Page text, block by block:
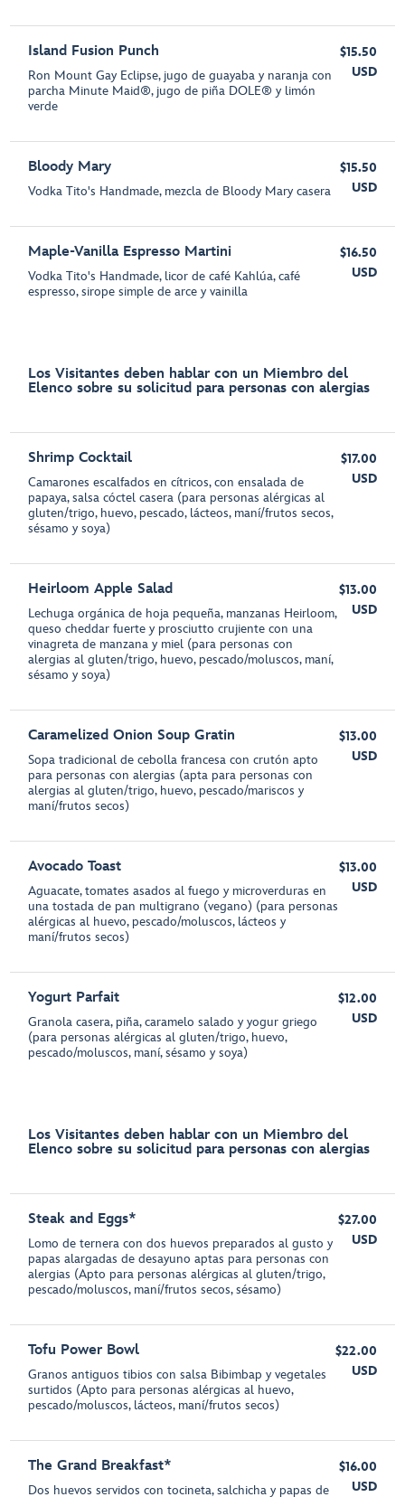
Island Fusion Punch
Ron Mount Gay Eclipse, jugo de guayaba y naranja con
parcha Minute Maid®, jugo de piña DOLE® y limón
verde
$15.50
USD
Bloody Mary
Vodka Tito's Handmade, mezcla de Bloody Mary casera
$15.50
USD
Maple-Vanilla Espresso Martini
Vodka Tito's Handmade, licor de café Kahlúa, café
espresso, sirope simple de arce y vainilla
$16.50
USD
Los Visitantes deben hablar con un Miembro del
Elenco sobre su solicitud para personas con alergias
Shrimp Cocktail
Camarones escalfados en cítricos, con ensalada de
papaya, salsa cóctel casera (para personas alérgicas al
gluten/trigo, huevo, pescado, lácteos, maní/frutos secos,
sésamo y soya)
$17.00
USD
Heirloom Apple Salad
Lechuga orgánica de hoja pequeña, manzanas Heirloom,
queso cheddar fuerte y prosciutto crujiente con una
vinagreta de manzana y miel (para personas con
alergias al gluten/trigo, huevo, pescado/moluscos, maní,
sésamo y soya)
$13.00
USD
Caramelized Onion Soup Gratin
Sopa tradicional de cebolla francesa con crutón apto
para personas con alergias (apta para personas con
alergias al gluten/trigo, huevo, pescado/mariscos y
maní/frutos secos)
$13.00
USD
Avocado Toast
Aguacate, tomates asados al fuego y microverduras en
una tostada de pan multigrano (vegano) (para personas
alérgicas al huevo, pescado/moluscos, lácteos y
maní/frutos secos)
$13.00
USD
Yogurt Parfait
Granola casera, piña, caramelo salado y yogur griego
(para personas alérgicas al gluten/trigo, huevo,
pescado/moluscos, maní, sésamo y soya)
$12.00
USD
Los Visitantes deben hablar con un Miembro del
Elenco sobre su solicitud para personas con alergias
Steak and Eggs*
Lomo de ternera con dos huevos preparados al gusto y
papas alargadas de desayuno aptas para personas con
alergias (Apto para personas alérgicas al gluten/trigo,
pescado/moluscos, maní/frutos secos, sésamo)
$27.00
USD
Tofu Power Bowl
Granos antiguos tibios con salsa Bibimbap y vegetales
surtidos (Apto para personas alérgicas al huevo,
pescado/moluscos, lácteos, maní/frutos secos)
$22.00
USD
The Grand Breakfast*
Dos huevos servidos con tocineta, salchicha y papas de
$16.00
USD